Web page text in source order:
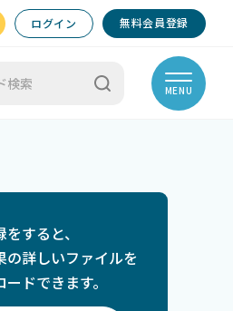
ログイン 無料会員登録
MENU
すると、
の詳しいファイルを
ドできます。